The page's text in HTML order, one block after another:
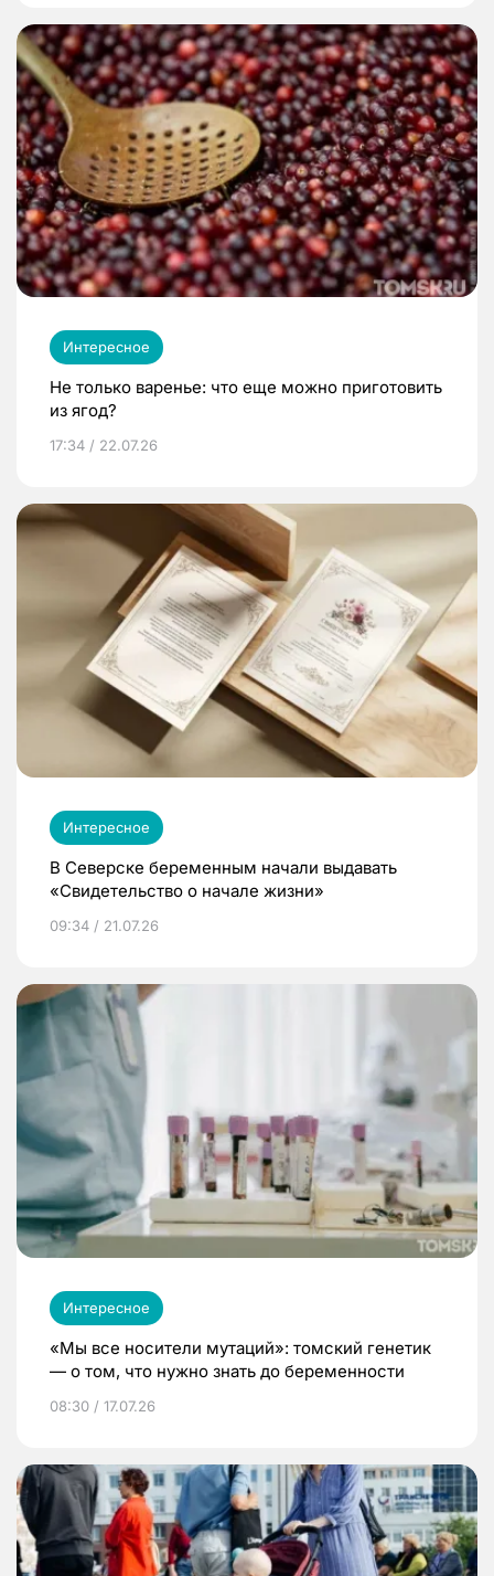
Интересное
Не только варенье: что еще можно приготовить
из ягод?
17:34 / 22.07.26
Интересное
В Северске беременным начали выдавать
«Свидетельство о начале жизни»
09:34 / 21.07.26
Интересное
«Мы все носители мутаций»: томский генетик
— о том, что нужно знать до беременности
08:30 / 17.07.26